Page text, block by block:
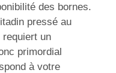
des bornes.
pressé au
un
primordial
à votre